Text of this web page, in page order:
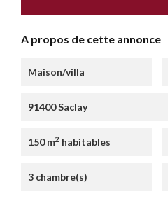
A propos de cette annonce
Maison/villa
91400 Saclay
150 m2 habitables
3 chambre(s)